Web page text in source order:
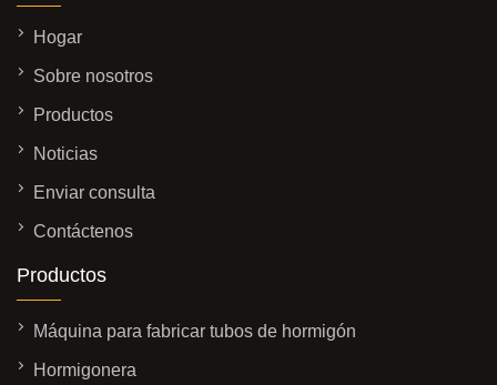
Hogar
Sobre nosotros
Productos
Noticias
Enviar consulta
Contáctenos
Productos
Máquina para fabricar tubos de hormigón
Hormigonera